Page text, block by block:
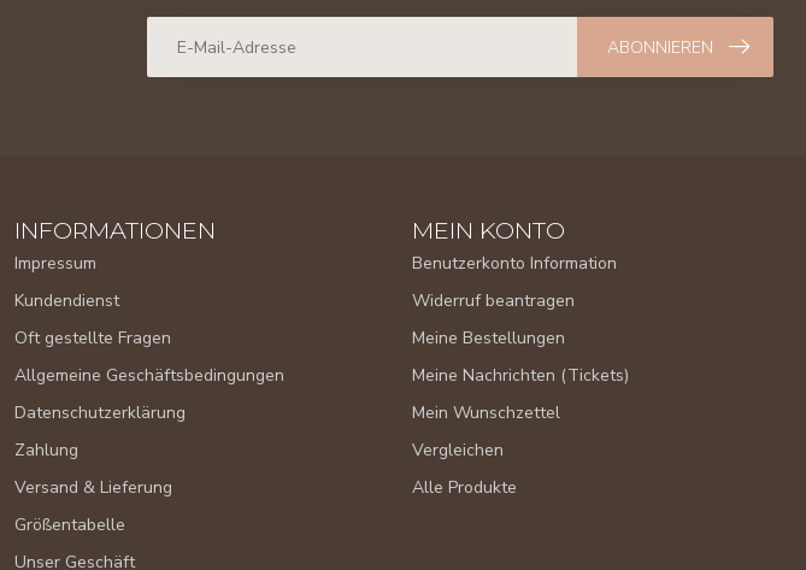
ABONNIEREN
INFORMATIONEN
Impressum
Kundendienst
Oft gestellte Fragen
Allgemeine Geschäftsbedingungen
Datenschutzerklärung
Zahlung
Versand & Lieferung
Größentabelle
Unser Geschäft
MEIN KONTO
Benutzerkonto Information
Widerruf beantragen
Meine Bestellungen
Meine Nachrichten (Tickets)
Mein Wunschzettel
Vergleichen
Alle Produkte